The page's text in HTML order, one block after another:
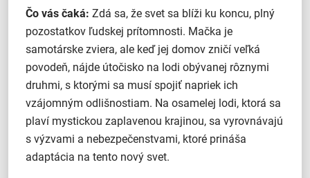
Čo vás čaká: Zdá sa, že svet sa blíži ku koncu, plný
pozostatkov ľudskej prítomnosti. Mačka je
samotárske zviera, ale keď jej domov zničí veľká
povodeň, nájde útočisko na lodi obývanej rôznymi
druhmi, s ktorými sa musí spojiť napriek ich
vzájomným odlišnostiam. Na osamelej lodi, ktorá sa
plaví mystickou zaplavenou krajinou, sa vyrovnávajú
s výzvami a nebezpečenstvami, ktoré prináša
adaptácia na tento nový svet.